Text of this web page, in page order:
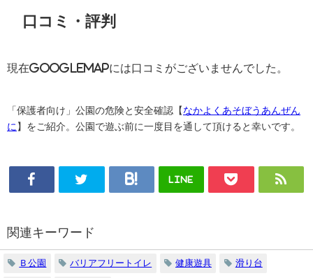
口コミ・評判
現在GoogleMAPには口コミがございませんでした。
「保護者向け」公園の危険と安全確認【 なかよくあそぼうあんぜん
に 】をご紹介。公園で遊ぶ前に一度目を通して頂けると幸いです。
LINE
関連キーワード
Ｂ公園 バリアフリートイレ 健康遊具 滑り台